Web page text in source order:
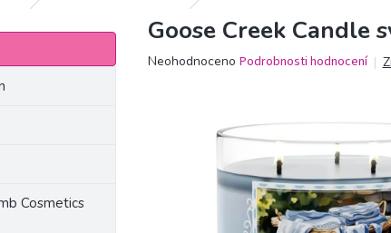
Cosmetics
Goose Creek Candle
Průměrné
Neohodnoceno Podrobnosti hodnocení